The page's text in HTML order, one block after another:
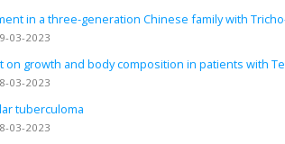
in a three-generation Chinese family with
03-2023
growth and body composition in patients with
03-2023
tuberculoma
03-2023